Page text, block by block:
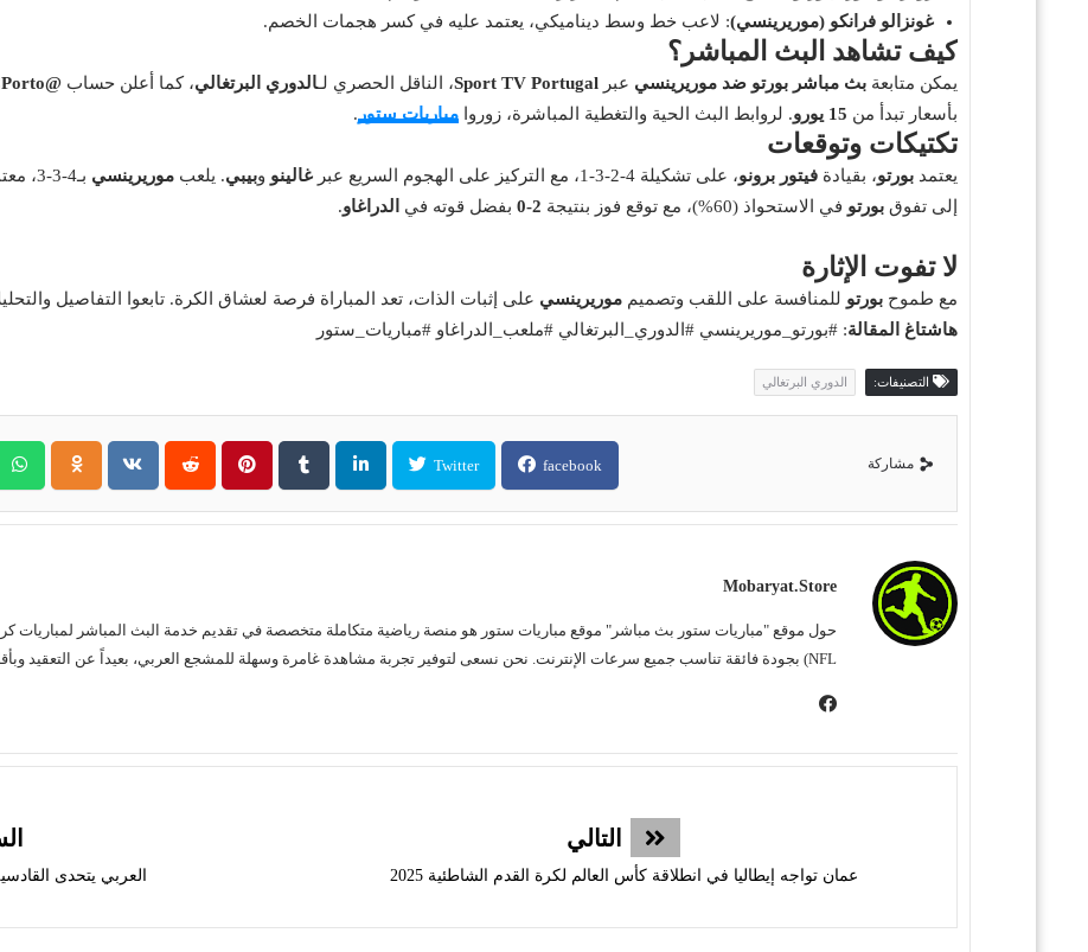
غونزالو فرانكو (موريرينسي): لاعب خط وسط ديناميكي، يعتمد عليه في كسر هجمات الخصم.
كيف تشاهد البث المباشر؟
يمكن متابعةبث مباشر بورتو ضد موريرينسي عبرSport TV Portugal، الناقل الحصري لـالدوري البرتغالي، كما أعلن حساب@FCPorto
بأسعار تبدأ من 15 يورو . لروابط البث الحية والتغطية المباشرة، زوروامباريات ستور .
تكتيكات وتوقعات
يعتمدبورتو، بقيادةفيتور برونو، على تشكيلة 4-2-3-1، مع التركيز على الهجوم السريع عبر غالينو وبيبي. يلعبموريرينسي بـ4-3-3، معتمدًا على الدفاع المضغوط. تشير إحصائيات
إلى تفوقبورتو في الاستحواذ (60%)، مع توقع فوز بنتيجة 2-0 بفضل قوته في الدراغاو.
لا تفوت الإثارة
مع طموحبورتو للمنافسة على اللقب وتصميمموريرينسي على إثبات الذات، تعد المباراة فرصة لعشاق الكرة. تابعوا التفاصيل
هاشتاغ المقالة: #بورتو_موريرينسي #الدوري_البرتغالي #ملعب_الدراغاو #مباريات_ستور
التصنيفات: الدوري البرتغالي
مشاركة facebook
Twitter
Mobaryat.store
NFL) بجودة فائقة تناسب جميع سرعات الإنترنت. نحن نسعى لتوفير تجربة مشاهدة غامرة وسهلة للمشجع العربي، بعيداً عن التعقيد وبأقل قدر من الإعلانات المزعجة.
التالي
عمان تواجه إيطاليا في انطلاقة كأس العالم لكرة القدم الشاطئية 2025 العربي يتحدى